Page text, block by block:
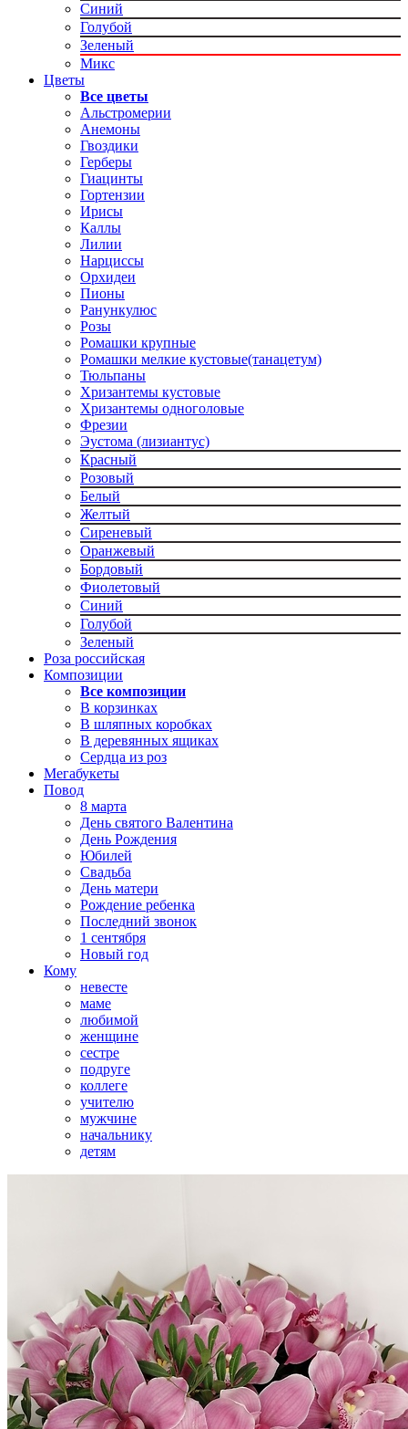
Синий
Голубой
Зеленый
Микс
Цветы
Все цветы
Альстромерии
Анемоны
Гвоздики
Герберы
Гиацинты
Гортензии
Ирисы
Каллы
Лилии
Нарциссы
Орхидеи
Пионы
Ранункулюс
Розы
Ромашки крупные
Ромашки мелкие кустовые(танацетум)
Тюльпаны
Хризантемы кустовые
Хризантемы одноголовые
Фрезии
Эустома (лизиантус)
Красный
Розовый
Белый
Желтый
Сиреневый
Оранжевый
Бордовый
Фиолетовый
Синий
Голубой
Зеленый
Роза российская
Композиции
Все композиции
В корзинках
В шляпных коробках
В деревянных ящиках
Сердца из роз
Мегабукеты
Повод
8 марта
День святого Валентина
День Рождения
Юбилей
Свадьба
День матери
Рождение ребенка
Последний звонок
1 сентября
Новый год
Кому
невесте
маме
любимой
женщине
сестре
подруге
коллеге
учителю
мужчине
начальнику
детям